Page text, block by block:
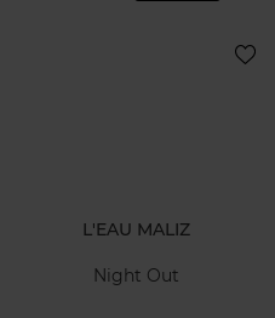
L'EAU MALIZ
Night Out